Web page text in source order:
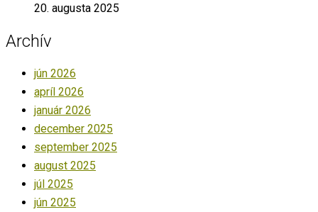
20. augusta 2025
Archív
jún 2026
apríl 2026
január 2026
december 2025
september 2025
august 2025
júl 2025
jún 2025